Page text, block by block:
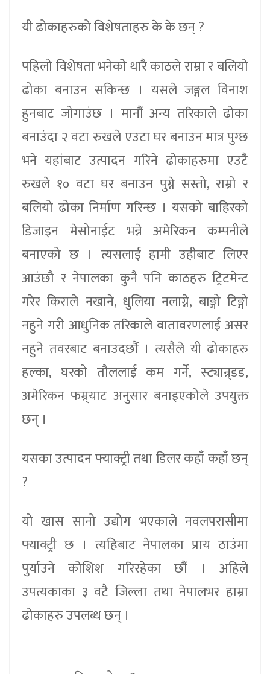
यी ढोकाहरुको विशेषताहरु के के छन् ?
पहिलो विशेषता भनेकोे थारै काठले राम्रा र बलियो
ढोका बनाउन सकिन्छ । यसले जङ्गल विनाश
हुनबाट जोगाउंछ । मानौं अन्य तरिकाले ढोका
बनाउंदा २ वटा रुखले एउटा घर बनाउन मात्र पुग्छ
भने यहांबाट उत्पादन गरिने ढोकाहरुमा एउटै
रुखले १० वटा घर बनाउन पुग्ने सस्तो, राम्रो र
बलियो ढोका निर्माण गरिन्छ । यसको बाहिरको
डिजाइन मेसोनाईट भन्ने अमेरिकन कम्पनीले
बनाएको छ । त्यसलाई हामी उहीबाट लिएर
आउंछौ र नेपालका कुनै पनि काठहरु ट्रिटमेन्ट
गरेर किराले नखाने, धुलिया नलाग्ने, बाङ्गो टिङ्गो
नहुने गरी आधुनिक तरिकाले वातावरणलाई असर
नहुने तवरबाट बनाउदछौं । त्यसैले यी ढोकाहरु
हल्का, घरको तौललाई कम गर्ने, स्ट्यान्र्डड,
अमेरिकन फम्र्याट अनुसार बनाइएकोले उपयुक्त
छन् ।
यसका उत्पादन फ्याक्ट्री तथा डिलर कहाँ कहाँ छन्
?
यो खास सानो उद्योग भएकाले नवलपरासीमा
फ्याक्ट्री छ । त्यहिबाट नेपालका प्राय ठाउंमा
पुर्याउने कोशिश गरिरहेका छौं । अहिले
उपत्यकाका ३ वटै जिल्ला तथा नेपालभर हाम्रा
ढोकाहरु उपलब्ध छन् ।